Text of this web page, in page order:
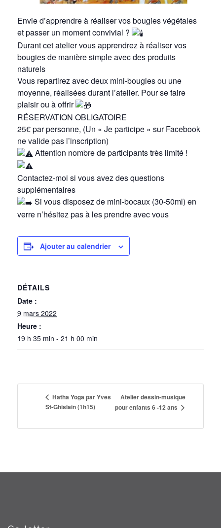
Envie d’apprendre à réaliser vos bougies végétales
et passer un moment convivial ?
Durant cet atelier vous apprendrez à réaliser vos
bougies de manière simple avec des produits
naturels
Vous repartirez avec deux mini-bougies ou une
moyenne, réalisées durant l’atelier. Pour se faire
plaisir ou à offrir
RÉSERVATION OBLIGATOIRE
25€ par personne, (Un « Je participe » sur Facebook
ne valide pas l’inscription)
Attention nombre de participants très limité !
Contactez-moi si vous avez des questions
supplémentaires
Si vous disposez de mini-bocaux (30-50ml) en
verre n’hésitez pas à les prendre avec vous
Ajouter au calendrier
DÉTAILS
Date :
9 mars 2022
Heure :
19 h 35 min - 21 h 00 min
Hatha Yoga par Yves
St-Ghislain (1h15)
Atelier dessin-musique
pour enfants 6 -12 ans